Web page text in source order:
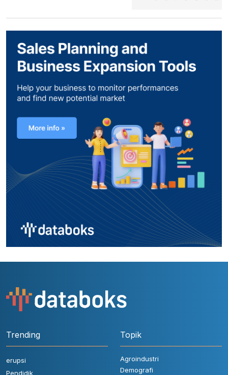
Trending
erupsi
Pendidik
Topik
Agroindustri
Demografi